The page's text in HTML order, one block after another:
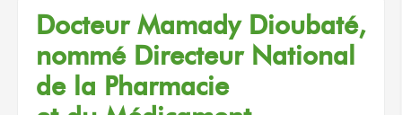
Docteur Mamady Dioubaté,
nommé Directeur National
de la Pharmacie